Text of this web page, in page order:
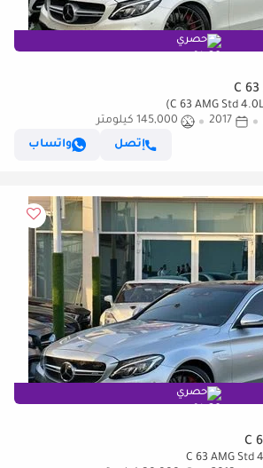
حصري
2017
145,000 كيلومتر
إتصل
واتساب
حصري